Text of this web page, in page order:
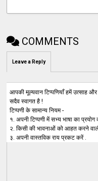
COMMENTS
Leave a Reply
आपकी मूल्यवान टिप्पणियाँ हमें उत्साह
सदैव स्वागत है !
टिप्पणी के सामान्य नियम -
१. अपनी टिप्पणी में सभ्य भाषा का प्रयोग
२. किसी की भावनाओं को आहत करने
३. अपनी वास्तविक राय प्रकट करें .